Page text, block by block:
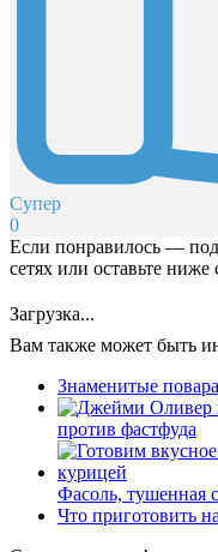
Супер
0
Если понравилось —
сетях или оставьте
Загрузка...
Вам также может быть
Знаменитые
против фастфуда
Фасоль, тушенная
Что приготовить